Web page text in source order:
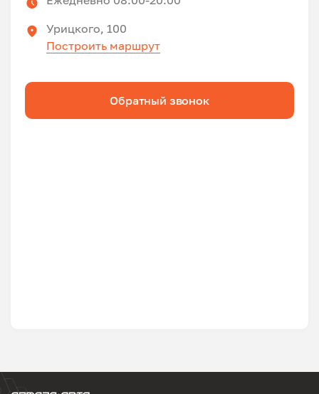
Урицкого, 100
Построить маршрут
Обратный звонок